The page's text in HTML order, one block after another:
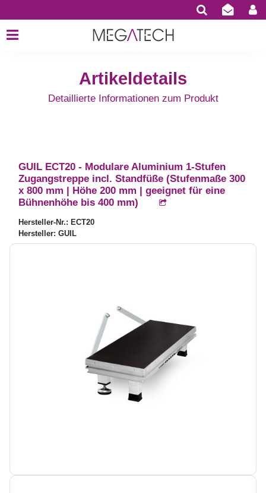
Artikeldetails
Detaillierte Informationen zum Produkt
GUIL ECT20 - Modulare Aluminium 1-Stufen
Zugangstreppe incl. Standfüße (Stufenmaße 300
x 800 mm | Höhe 200 mm | geeignet für eine
Bühnenhöhe bis 400 mm)
Hersteller-Nr.: ECT20
Hersteller: GUIL